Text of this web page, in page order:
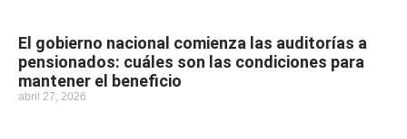
El gobierno nacional comienza las auditorías a
pensionados: cuáles son las condiciones para
mantener el beneficio
abril 27, 2026